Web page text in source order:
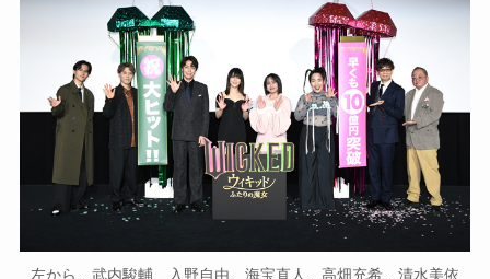
左から、武内駿輔、入野自由、海宝直人、高畑充希、清水美依